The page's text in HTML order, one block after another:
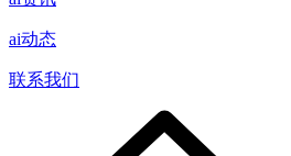
ai动态
联系我们